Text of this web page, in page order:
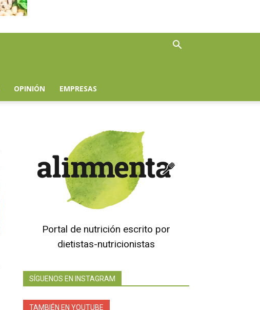
OPINIÓN EMPRESAS
Portal de nutrición escrito por
dietistas-nutricionistas
SÍGUENOS EN INSTAGRAM
TAMBIÉN EN YOUTUBE